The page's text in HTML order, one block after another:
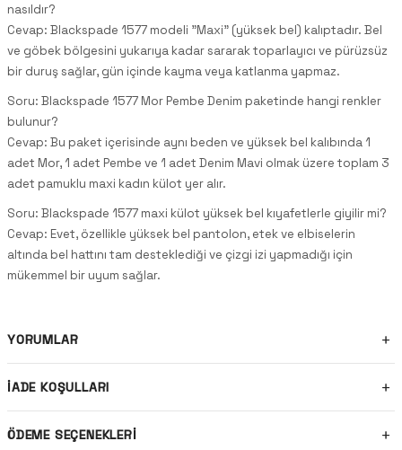
nasıldır?
Cevap: Blackspade 1577 modeli "Maxi" (yüksek bel) kalıptadır. Bel
ve göbek bölgesini yukarıya kadar sararak toparlayıcı ve pürüzsüz
bir duruş sağlar, gün içinde kayma veya katlanma yapmaz.
Soru: Blackspade 1577 Mor Pembe Denim paketinde hangi renkler
bulunur?
Cevap: Bu paket içerisinde aynı beden ve yüksek bel kalıbında 1
adet Mor, 1 adet Pembe ve 1 adet Denim Mavi olmak üzere toplam 3
adet pamuklu maxi kadın külot yer alır.
Soru: Blackspade 1577 maxi külot yüksek bel kıyafetlerle giyilir mi?
Cevap: Evet, özellikle yüksek bel pantolon, etek ve elbiselerin
altında bel hattını tam desteklediği ve çizgi izi yapmadığı için
mükemmel bir uyum sağlar.
YORUMLAR
İADE KOŞULLARI
ÖDEME SEÇENEKLERI